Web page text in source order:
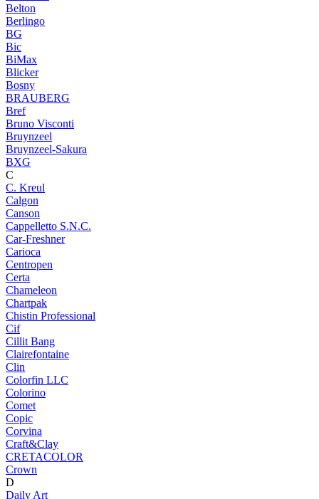
Belton
Berlingo
BG
Bic
BiMax
Blicker
Bosny
BRAUBERG
Bref
Bruno Visconti
Bruynzeel
Bruynzeel-Sakura
BXG
C
C. Kreul
Calgon
Canson
Cappelletto S.N.C.
Car-Freshner
Carioca
Centropen
Certa
Chameleon
Chartpak
Chistin Professional
Cif
Cillit Bang
Clairefontaine
Clin
Colorfin LLC
Colorino
Comet
Copic
Corvina
Craft&Clay
CRETACOLOR
Crown
D
Daily Art